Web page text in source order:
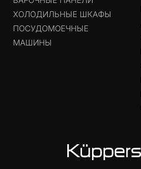
ХОЛОДИЛЬНЫЕ ШКАФЫ
ПОСУДОМОЕЧНЫЕ
МАШИНЫ